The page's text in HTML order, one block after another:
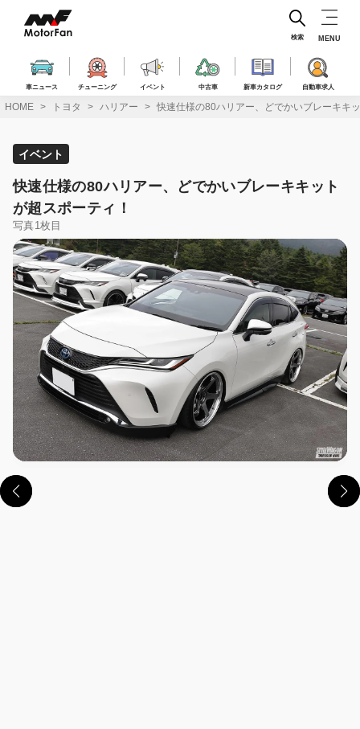
ス
車ニュース チューニング イベント 中古車 新車カタログ 自動車求人
検索 MENU
HOME トヨタ ハリアー 快速仕様の80ハリアー、どでかいブレーキキ
イベント
快速仕様の80ハリアー、どでかいブレーキキット
が超スポーティ！
写真1枚目